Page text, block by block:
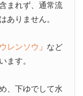
まれず、通常流
ありません。
レンソウ」 など
ます。
、下ゆでして水